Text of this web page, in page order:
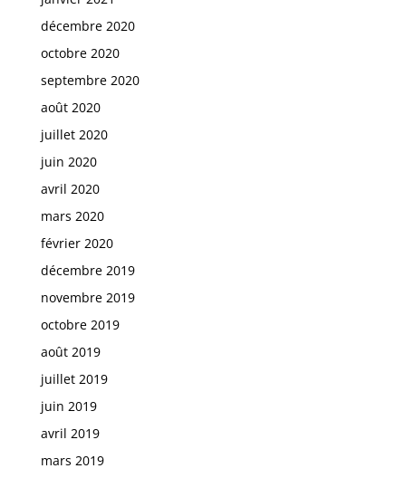
décembre 2020
octobre 2020
septembre 2020
août 2020
juillet 2020
juin 2020
avril 2020
mars 2020
février 2020
décembre 2019
novembre 2019
octobre 2019
août 2019
juillet 2019
juin 2019
avril 2019
mars 2019